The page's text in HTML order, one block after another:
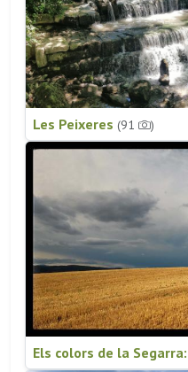
Les Peixeres (91 )
Els colors de la